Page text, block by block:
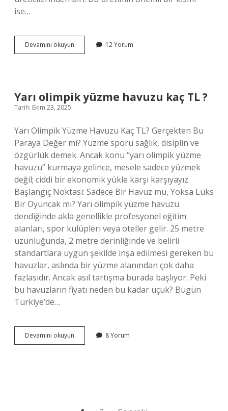
ise…
Devamını okuyun
en
?
12 Yorum
Yarı olimpik yüzme havuzu kaç TL ?
Tarih: Ekim 23, 2025
Yarı Olimpik Yüzme Havuzu Kaç TL? Gerçekten Bu
Paraya Değer mi? Yüzme sporu sağlık, disiplin ve
özgürlük demek. Ancak konu “yarı olimpik yüzme
havuzu” kurmaya gelince, mesele sadece yüzmek
değil; ciddi bir ekonomik yükle karşı karşıyayız.
Başlangıç Noktası: Sadece Bir Havuz mu, Yoksa Lüks
Bir Oyuncak mı? Yarı olimpik yüzme havuzu
dendiğinde akla genellikle profesyonel eğitim
alanları, spor kulüpleri veya oteller gelir. 25 metre
uzunluğunda, 2 metre derinliğinde ve belirli
standartlara uygun şekilde inşa edilmesi gereken bu
havuzlar, aslında bir yüzme alanından çok daha
fazlasıdır. Ancak asıl tartışma burada başlıyor: Peki
bu havuzların fiyatı neden bu kadar uçuk? Bugün
Türkiye’de…
Devamını okuyun
olimpik
8 Yorum